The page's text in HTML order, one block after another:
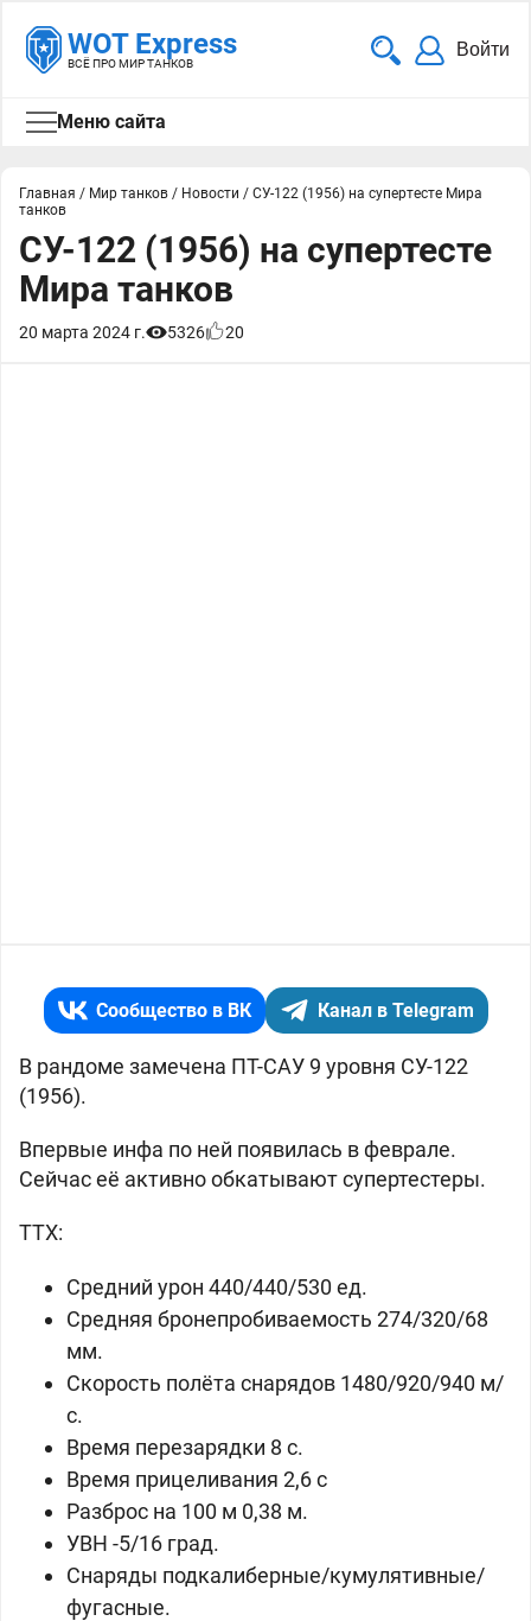
WOT Express
ВСЁ ПРО МИР ТАНКОВ
Войти
Меню сайта
Главная / Мир танков / Новости / СУ-122 (1956) на супертесте Мира
танков
СУ-122 (1956) на супертесте
Мира танков
20 марта 2024 г. 5326 20
Сообщество в ВК Канал в Telegram
В рандоме замечена ПТ-САУ 9 уровня СУ-122
(1956).
Впервые инфа по ней появилась в феврале.
Сейчас её активно обкатывают супертестеры.
ТТХ:
Средний урон 440/440/530 ед.
Средняя бронепробиваемость 274/320/68
мм.
Скорость полёта снарядов 1480/920/940 м/
с.
Время перезарядки 8 с.
Время прицеливания 2,6 с
Разброс на 100 м 0,38 м.
УВН -5/16 град.
Снаряды подкалиберные/кумулятивные/
фугасные.